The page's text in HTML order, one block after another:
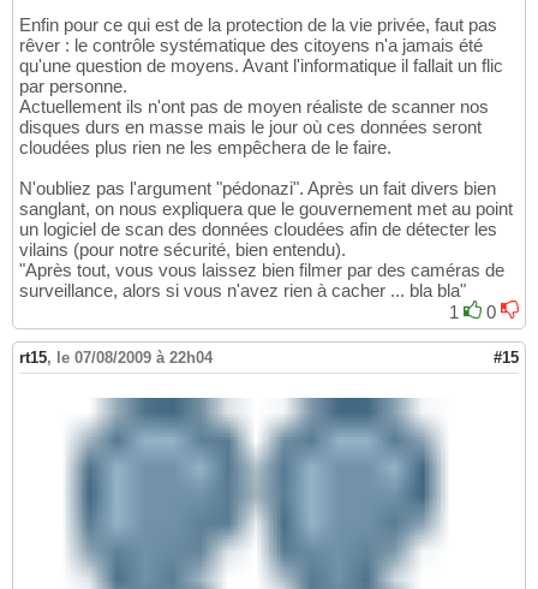
Enfin pour ce qui est de la protection de la vie privée, faut pas
rêver : le contrôle systématique des citoyens n'a jamais été
qu'une question de moyens. Avant l'informatique il fallait un flic
par personne.
Actuellement ils n'ont pas de moyen réaliste de scanner nos
disques durs en masse mais le jour où ces données seront
cloudées plus rien ne les empêchera de le faire.
N'oubliez pas l'argument "pédonazi". Après un fait divers bien
sanglant, on nous expliquera que le gouvernement met au point
un logiciel de scan des données cloudées afin de détecter les
vilains (pour notre sécurité, bien entendu).
"Après tout, vous vous laissez bien filmer par des caméras de
surveillance, alors si vous n'avez rien à cacher ... bla bla"
1
0
rt15, le 07/08/2009 à 22h04 #15